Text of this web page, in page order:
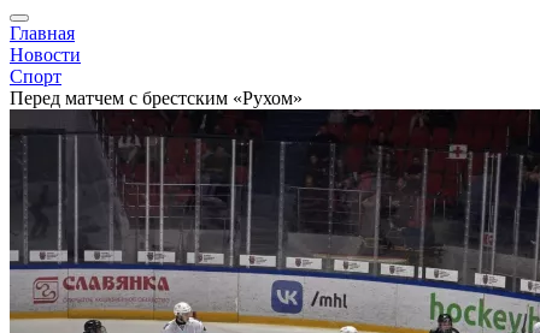
Главная
Новости
Спорт
Перед матчем с брестским «Рухом»